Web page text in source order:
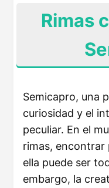
Rimas
Semicapro, una
curiosidad y el
peculiar. En el
rimas, encontrar
ella puede ser
embargo, la